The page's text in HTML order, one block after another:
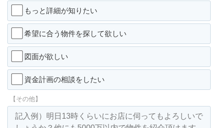
もっと詳細が知りたい
希望に合う物件を探して欲しい
図面が欲しい
資金計画の相談をしたい
【その他】